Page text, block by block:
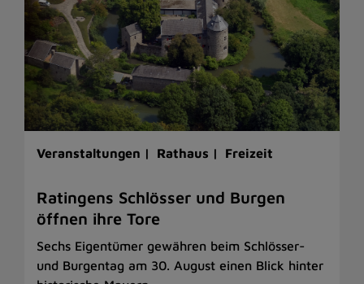
Veranstaltungen | Rathaus | Freizeit
Ratingens Schlösser und Burgen
öffnen ihre Tore
Sechs Eigentümer gewähren beim Schlösser-
und Burgentag am 30. August einen Blick hinter